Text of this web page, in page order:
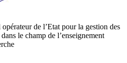
de l’Etat pour la gestion des
le champ de l’enseignement